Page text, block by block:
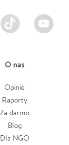
TikTok Youtube
O nas
Opinie
Raporty
Za darmo
Blog
Dla NGO